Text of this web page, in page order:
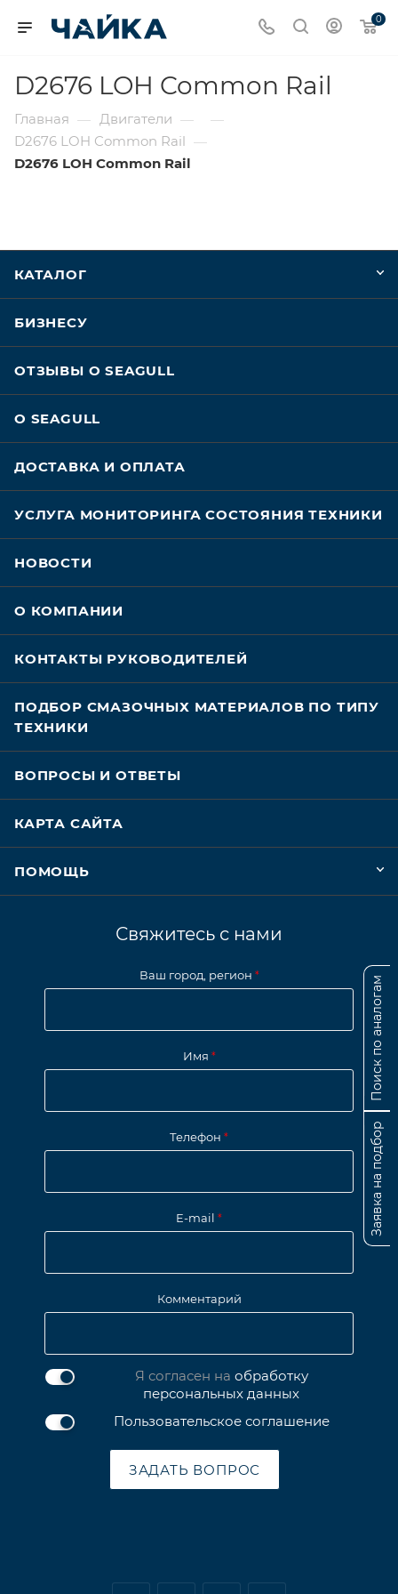
0
D2676 LOH Common Rail
Главная — Двигатели —
—
D2676 LOH Common Rail —
D2676 LOH Common Rail
КАТАЛОГ
БИЗНЕСУ
ОТЗЫВЫ О SEAGULL
О SEAGULL
ДОСТАВКА И ОПЛАТА
УСЛУГА МОНИТОРИНГА СОСТОЯНИЯ ТЕХНИКИ
НОВОСТИ
О КОМПАНИИ
КОНТАКТЫ РУКОВОДИТЕЛЕЙ
ПОДБОР СМАЗОЧНЫХ МАТЕРИАЛОВ ПО ТИПУ
ТЕХНИКИ
ВОПРОСЫ И ОТВЕТЫ
КАРТА САЙТА
ПОМОЩЬ
Свяжитесь с нами
Ваш город, регион *
Имя *
Телефон *
E-mail *
Комментарий
Я согласен на обработку
персональных данных
Пользовательское соглашение
ЗАДАТЬ ВОПРОС
Заявка на подбор
Поиск по аналогам